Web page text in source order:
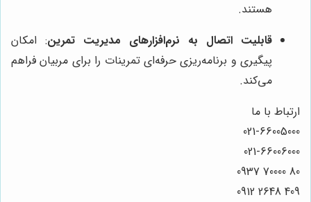
هستند.
قابلیت اتصال به نرم‌افزارهای مدیریت تمرین: امکان
پیگیری و برنامه‌ریزی حرفه‌ای تمرینات را برای مربیان فراهم
می‌کند.
ارتباط با ما
021-66005000
021-66006000
80 70000 0937
409 2648 0912